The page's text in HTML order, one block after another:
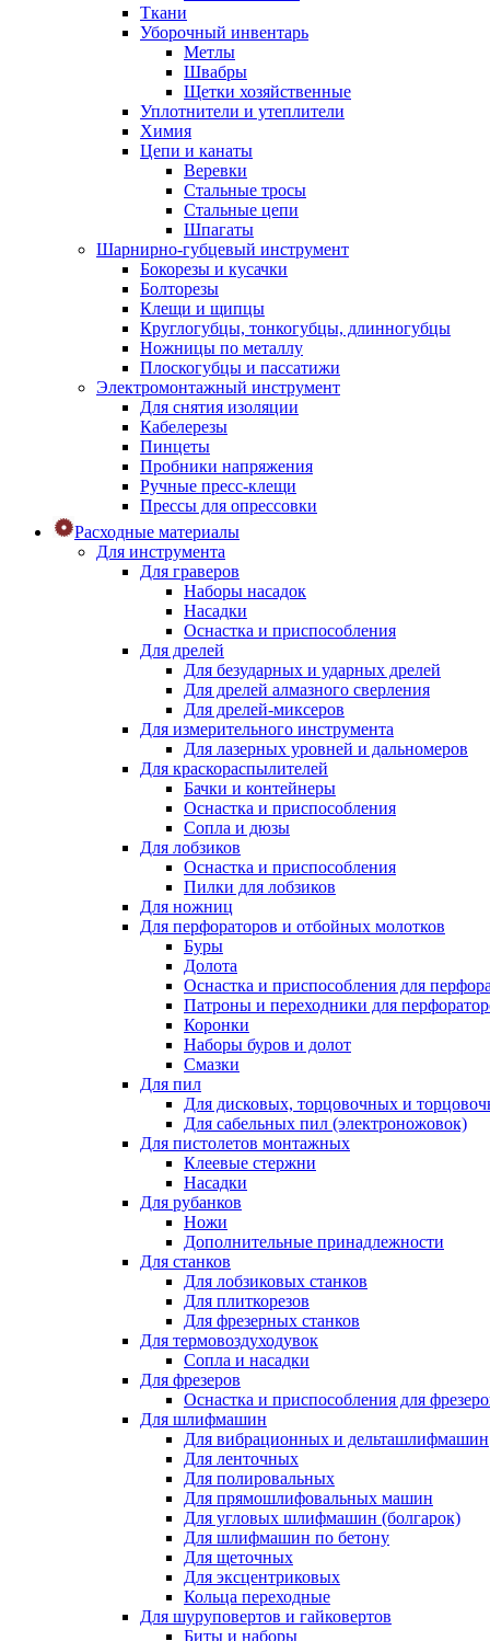
Ткани
Уборочный инвентарь
Метлы
Швабры
Щетки хозяйственные
Уплотнители и утеплители
Химия
Цепи и канаты
Веревки
Стальные тросы
Стальные цепи
Шпагаты
Шарнирно-губцевый инструмент
Бокорезы и кусачки
Болторезы
Клещи и щипцы
Круглогубцы, тонкогубцы, длинногубцы
Ножницы по металлу
Плоскогубцы и пассатижи
Электромонтажный инструмент
Для снятия изоляции
Кабелерезы
Пинцеты
Пробники напряжения
Ручные пресс-клещи
Прессы для опрессовки
Расходные материалы
Для инструмента
Для граверов
Наборы насадок
Насадки
Оснастка и приспособления
Для дрелей
Для безударных и ударных дрелей
Для дрелей алмазного сверления
Для дрелей-миксеров
Для измерительного инструмента
Для лазерных уровней и дальномеров
Для краскораспылителей
Бачки и контейнеры
Оснастка и приспособления
Сопла и дюзы
Для лобзиков
Оснастка и приспособления
Пилки для лобзиков
Для ножниц
Для перфораторов и отбойных молотков
Буры
Долота
Оснастка и приспособления для
Патроны и переходники для
Коронки
Наборы буров и долот
Смазки
Для пил
Для дисковых, торцовочных и
Для сабельных пил (электроножовок)
Для пистолетов монтажных
Клеевые стержни
Насадки
Для рубанков
Ножи
Дополнительные принадлежности
Для станков
Для лобзиковых станков
Для плиткорезов
Для фрезерных станков
Для термовоздуходувок
Сопла и насадки
Для фрезеров
Оснастка и приспособления для
Для шлифмашин
Для вибрационных и дельташлифмашин
Для ленточных
Для полировальных
Для прямошлифовальных машин
Для угловых шлифмашин (болгарок)
Для шлифмашин по бетону
Для щеточных
Для эксцентриковых
Кольца переходные
Для шуруповертов и гайковертов
Биты и наборы